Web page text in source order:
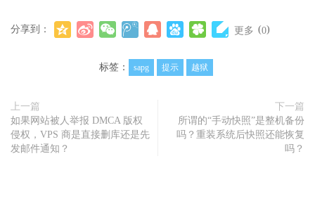
分享到： 更多 (0)
标签： sapg 提示 越狱
上一篇
如果网站被人举报 DMCA 版权
侵权，VPS 商是直接删库还是先
发邮件通知？
下一篇
所谓的“手动快照”是整机备份
吗？重装系统后快照还能恢复
吗？